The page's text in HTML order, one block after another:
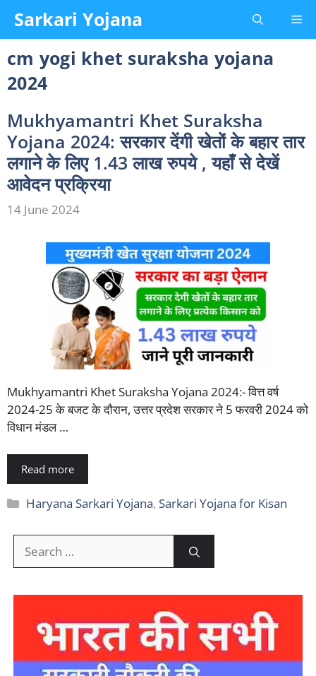
content
Sarkari Yojana
cm yogi khet suraksha yojana
2024
Mukhyamantri Khet Suraksha
Yojana 2024: सरकार देंगी खेतों के बहार तार
लगाने के लिए 1.43 लाख रुपये , यहाँ से देखें
आवेदन प्रक्रिया
14 June 2024
Mukhyamantri Khet Suraksha Yojana 2024:- वित्त वर्ष
2024-25 के बजट के दौरान, उत्तर प्रदेश सरकार ने 5 फरवरी 2024 को
विधान मंडल …
Read more
Categories
Haryana Sarkari Yojana, Sarkari Yojana for Kisan
for: